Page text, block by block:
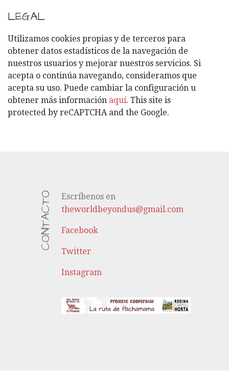
T
E
G
O
R
Í
A
S
LEGAL
Utilizamos cookies propias y de terceros para
obtener datos estadísticos de la navegación de
nuestros usuarios y mejorar nuestros servicios. Si
acepta o continúa navegando, consideramos que
acepta su uso. Puede cambiar la configuración u
obtener más información aquí. This site is
protected by reCAPTCHA and the Google.
CONTACTO
Escríbenos en
theworldbeyondus@gmail.com
Facebook
Twitter
Instagram